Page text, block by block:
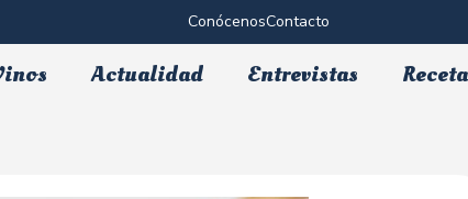
ConócenosContacto
Actualidad Entrevistas